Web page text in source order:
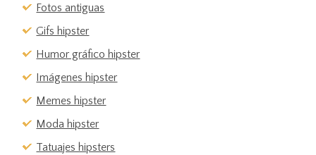
Fotos antiguas
Gifs hipster
Humor gráfico hipster
Imágenes hipster
Memes hipster
Moda hipster
Tatuajes hipsters